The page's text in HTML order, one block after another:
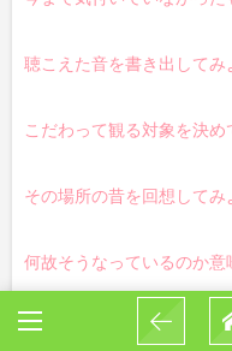
聴こえた音を書き出してみ
こだわって観る対象を決め
その場所の昔を回想してみ
何故そうなっているのか意
仲良くなれそうな人を探し